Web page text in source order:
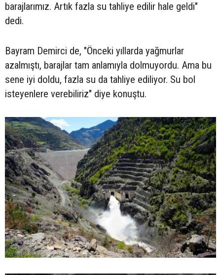
barajlarımız. Artık fazla su tahliye edilir hale geldi"
dedi.
Bayram Demirci de, "Önceki yıllarda yağmurlar
azalmıştı, barajlar tam anlamıyla dolmuyordu. Ama bu
sene iyi doldu, fazla su da tahliye ediliyor. Su bol
isteyenlere verebiliriz" diye konuştu.